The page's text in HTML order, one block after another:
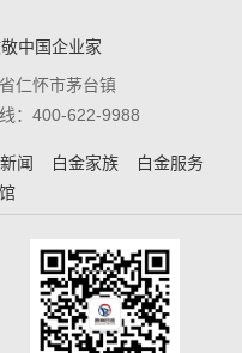
国企业家
仁怀市茅台镇
：400-622-9988
闻 白金家族
白金服务